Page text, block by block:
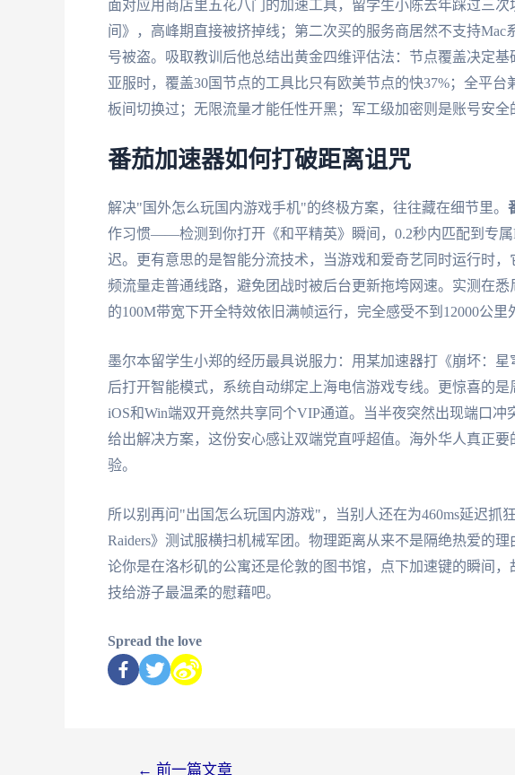
面对应用商店里五花八门的加速工具，留学生小陈去年踩过三
间》，高峰期直接被挤掉线；第二次买的服务商居然不支持
号被盗。吸取教训后他总结出黄金四维评估法：节点覆盖决定
亚服时，覆盖30国节点的工具比只有欧美节点的快37%；全平
板间切换过；无限流量才能任性开黑；军工级加密则是账号安全
番茄加速器如何打破距离诅咒
解决"国外怎么玩国内游戏手机"的终极方案，往往藏在细节里。
作习惯——检测到你打开《和平精英》瞬间，0.2秒内匹配到专属
迟。更有意思的是智能分流技术，当游戏和爱奇艺同时运行时
频流量走普通线路，避免团战时被后台更新拖垮网速。实测在
的100M带宽下开全特效依旧满帧运行，完全感受不到12000公里
墨尔本留学生小郑的经历最具说服力：用某加速器打《崩坏：
后打开智能模式，系统自动绑定上海电信游戏专线。更惊喜的是
iOS和Win端双开竟然共享同个VIP通道。当半夜突然出现端口冲
给出解决方案，这份安心感让双端党直呼超值。海外华人真正
验。
所以别再问"出国怎么玩国内游戏"，当别人还在为460ms延迟抓
Raiders》测试服横扫机械军团。物理距离从来不是隔绝热爱的
论你是在洛杉矶的公寓还是伦敦的图书馆，点下加速键的瞬间
技给游子最温柔的慰藉吧。
Spread the love
← 前一篇文章